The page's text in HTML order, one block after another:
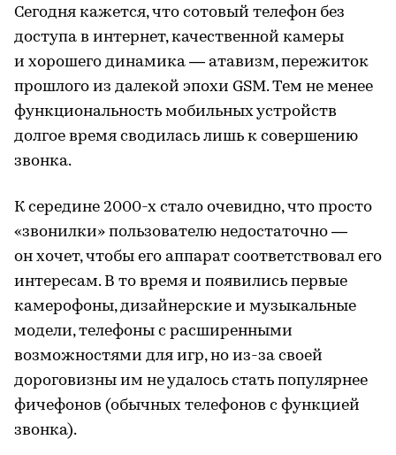
Сегодня кажется, что сотовый телефон без
доступа в интернет, качественной камеры
и хорошего динамика — атавизм, пережиток
прошлого из далекой эпохи GSM. Тем не менее
функциональность мобильных устройств
долгое время сводилась лишь к совершению
звонка.
К середине 2000-х стало очевидно, что просто
«звонилки» пользователю недостаточно —
он хочет, чтобы его аппарат соответствовал его
интересам. В то время и появились первые
камерофоны, дизайнерские и музыкальные
модели, телефоны с расширенными
возможностями для игр, но из-за своей
дороговизны им не удалось стать популярнее
фичефонов (обычных телефонов с функцией
звонка).